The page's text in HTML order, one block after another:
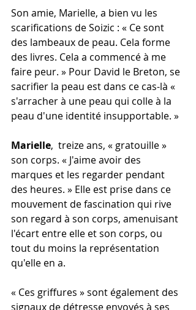
Son amie, Marielle, a bien vu les
scarifications de Soizic : « Ce sont
des lambeaux de peau. Cela forme
des livres. Cela a commencé à me
faire peur. » Pour David le Breton, se
sacrifier la peau est dans ce cas-là «
s'arracher à une peau qui colle à la
peau d'une identité insupportable. »
Marielle,  treize ans, « gratouille »
son corps. « J'aime avoir des
marques et les regarder pendant
des heures. » Elle est prise dans ce
mouvement de fascination qui rive
son regard à son corps, amenuisant
l'écart entre elle et son corps, ou
tout du moins la représentation
qu'elle en a.
« Ces griffures » sont également des
signaux de détresse envoyés à ses